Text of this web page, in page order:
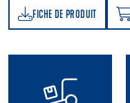
FICHE DE PRODUIT
ORDER NOW